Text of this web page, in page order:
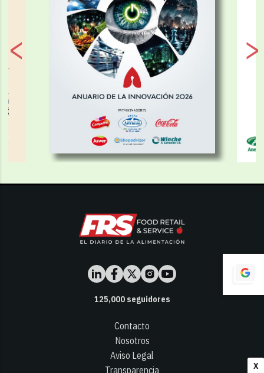
X
125,000seguidores
Contacto
Nosotros
Aviso Legal
Transparencia